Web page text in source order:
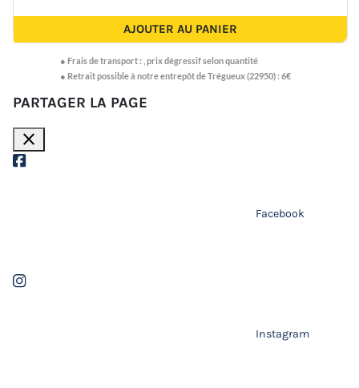
AJOUTER AU PANIER
● Frais de transport : prix dégressif selon quantité
● Retrait possible à notre entrepôt de Trégueux (22950) : 6€
PARTAGER LA PAGE
close
Facebook
Instagram